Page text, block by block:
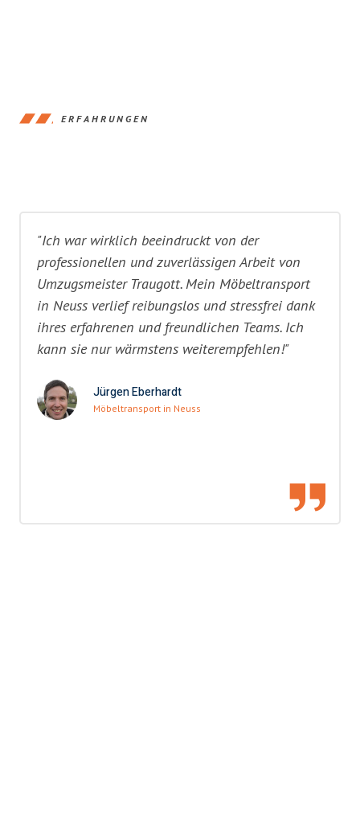
ERFAHRUNGEN
"Ich war wirklich beeindruckt von der
professionellen und zuverlässigen Arbeit von
Umzugsmeister Traugott. Mein Möbeltransport
in Neuss verlief reibungslos und stressfrei dank
ihres erfahrenen und freundlichen Teams. Ich
kann sie nur wärmstens weiterempfehlen!"
Jürgen Eberhardt
Möbeltransport in Neuss